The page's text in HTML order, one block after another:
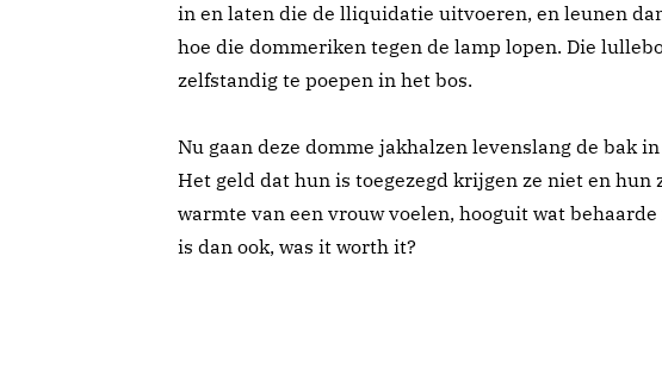
in en laten die de lliquidatie uitvoeren, en leunen
hoe die dommeriken tegen de lamp lopen. Die
zelfstandig te poepen in het bos.
Nu gaan deze domme jakhalzen levenslang de bak
Het geld dat hun is toegezegd krijgen ze niet en hun
warmte van een vrouw voelen, hooguit wat
is dan ook, was it worth it?